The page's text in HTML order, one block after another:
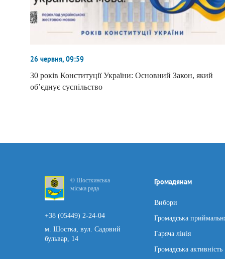
26 червня, 09:59
30 років Конституції України: Основний Закон, який
об’єднує суспільство
© Шосткинська
міська рада
+38 (05449) 2-24-04
м. Шостка, вул. Садовий
бульвар, 14
Громадянам
Вибори
Громадська
Гаряча лінія
Громадська активність